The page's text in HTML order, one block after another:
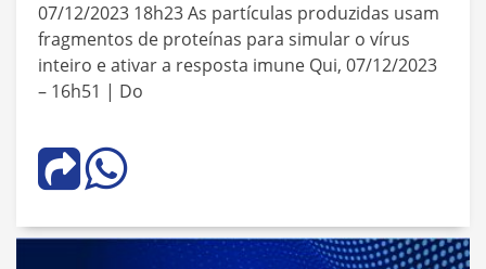
07/12/2023 18h23 As partículas produzidas usam
fragmentos de proteínas para simular o vírus
inteiro e ativar a resposta imune Qui, 07/12/2023
– 16h51 | Do